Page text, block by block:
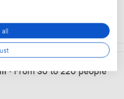
·From 30 to 220 people